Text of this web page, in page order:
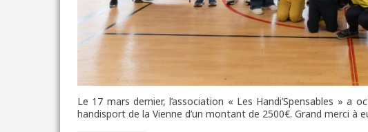
Le 17 mars dernier, l’association « Les Handi’Spensables »
handisport de la Vienne d’un montant de 2500€. Grand merci à